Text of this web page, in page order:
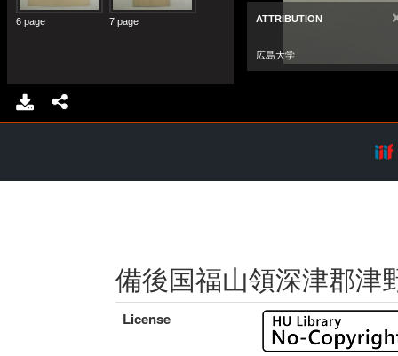
備後国福山領深津郡津
License